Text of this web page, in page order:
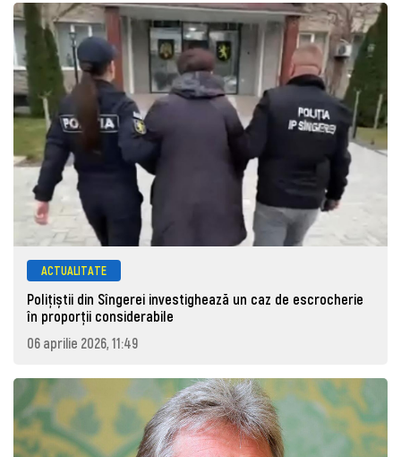
ACTUALITATE
Polițiștii din Sîngerei investighează un caz de escrocherie
în proporții considerabile
06 aprilie 2026, 11:49